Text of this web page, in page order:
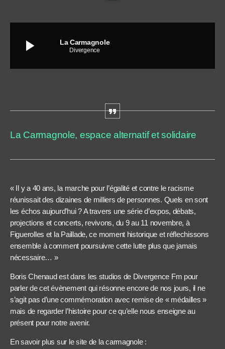
play_arrow La Carmagnole
Divergence
La Carmagnole, espace alternatif et solidaire
« Il y a 40 ans, la marche pour l’égalité et contre le racisme
réunissait des dizaines de milliers de personnes. Quels en sont
les échos aujourd’hui ? A travers une série d’expos, débats,
projections et concerts, revivons, du 9 au 11 novembre, à
Figuerolles et la Paillade, ce moment historique et réflechissons
ensemble à comment poursuivre cette lutte plus que jamais
nécessaire… »
Boris Chenaud est dans les studios de Divergence Fm pour
parler de cet évènement qui résonne encore de nos jours, il ne
s’agit pas d’une commémoration avec remise de « médailles »
mais de regarder l’histoire pour ce qu’elle nous enseigne au
présent pour notre avenir.
En savoir plus sur le site de la carmagnole :